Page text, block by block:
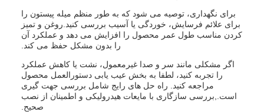
برای نگهداری، توصیه می شود که به طور منظم میله پیستون را
برای علائم فرسایش، خوردگی یا آسیب بررسی کنید.روغن و تمیز
کردن مناسب طول عمر محصول را افزایش می دهد و عملکرد آن
را بدون مشکل حفظ می کند.
اگر مشکلی مانند سر و صدا غیرمعمول، نشت یا کاهش عملکرد
را تجربه کنید، لطفا به بخش عیب یابی دستورالعمل محصول
مراجعه کنید. راه حل های رایج شامل بررسی جهت گیری
است.,بررسی سازگاری با مایعات هیدرولیکی و اطمینان از نصب
صحیح.